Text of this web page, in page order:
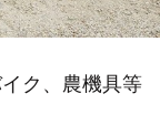
ク、農機具等